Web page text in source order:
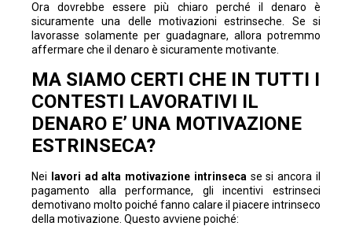
Ora dovrebbe essere più chiaro perché il denaro è
sicuramente una delle motivazioni estrinseche. Se si
lavorasse solamente per guadagnare, allora potremmo
affermare che il denaro è sicuramente motivante.
MA SIAMO CERTI CHE IN TUTTI I
CONTESTI LAVORATIVI IL
DENARO E’ UNA MOTIVAZIONE
ESTRINSECA?
Nei lavori ad alta motivazione intrinseca se si ancora il
pagamento alla performance, gli incentivi estrinseci
demotivano molto poiché fanno calare il piacere intrinseco
della motivazione. Questo avviene poiché: